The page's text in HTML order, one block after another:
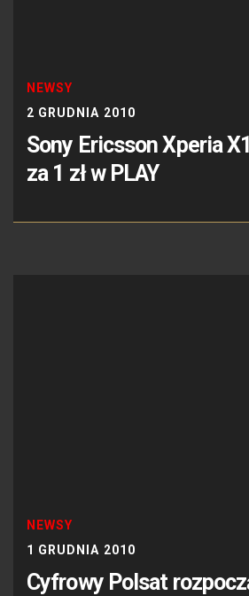
NEWSY
2 GRUDNIA 2010
Sony Ericsson Xperia
za 1 zł w PLAY
NEWSY
1 GRUDNIA 2010
Cyfrowy Polsat